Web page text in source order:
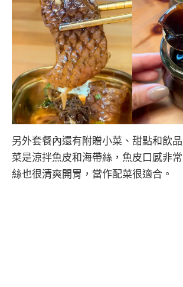
另外套餐內還有附贈小菜、甜點和飲
菜是涼拌魚皮和海帶絲，魚皮口感非
絲也很清爽開胃，當作配菜很適合。